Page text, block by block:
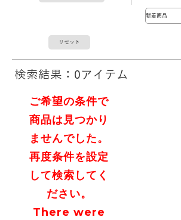
リセット
検索結果：0アイテム
ご希望の条件で
商品は見つかり
ませんでした。
再度条件を設定
して検索してく
ださい。
There were